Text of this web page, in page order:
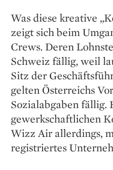
Was diese kreative
zeigt sich beim
Crews. Deren
Schweiz fällig, weil
Sitz der
gelten Österreichs
Sozialabgaben fällig.
gewerkschaftlichen
Wizz Air allerdings,
registriertes